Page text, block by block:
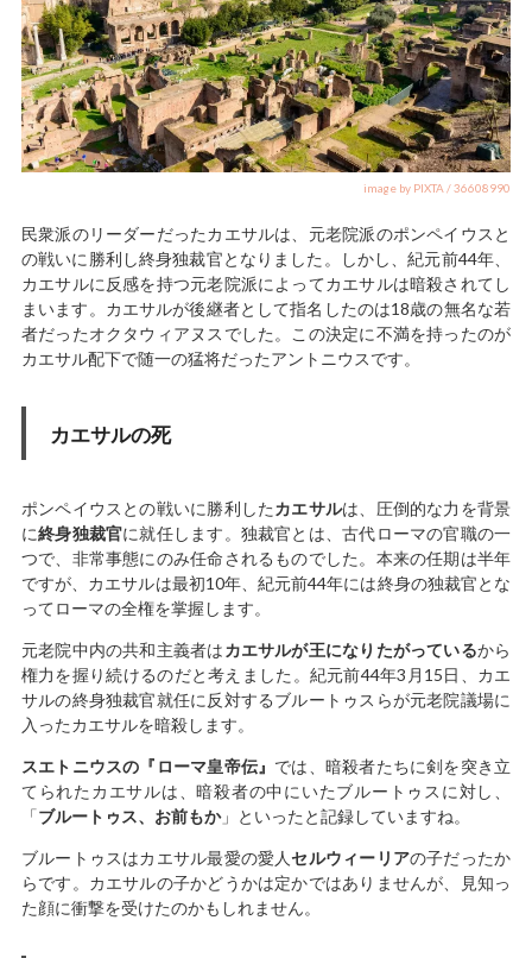
image by PIXTA / 36608990
民衆派のリーダーだったカエサルは、元老院派のポンペイウスと
の戦いに勝利し終身独裁官となりました。しかし、紀元前44年、
カエサルに反感を持つ元老院派によってカエサルは暗殺されてし
まいます。カエサルが後継者として指名したのは18歳の無名な若
者だったオクタウィアヌスでした。この決定に不満を持ったのが
カエサル配下で随一の猛将だったアントニウスです。
カエサルの死
ポンペイウスとの戦いに勝利したカエサルは、圧倒的な力を背景
に終身独裁官に就任します。独裁官とは、古代ローマの官職の一
つで、非常事態にのみ任命されるものでした。本来の任期は半年
ですが、カエサルは最初10年、紀元前44年には終身の独裁官とな
ってローマの全権を掌握します。
元老院中内の共和主義者はカエサルが王になりたがっているから
権力を握り続けるのだと考えました。紀元前44年3月15日、カエ
サルの終身独裁官就任に反対するブルートゥスらが元老院議場に
入ったカエサルを暗殺します。
スエトニウスの『ローマ皇帝伝』 では、暗殺者たちに剣を突き立
てられたカエサルは、暗殺者の中にいたブルートゥスに対し、
「ブルートゥス、お前もか」といったと記録していますね。
ブルートゥスはカエサル最愛の愛人セルウィーリアの子だったか
らです。カエサルの子かどうかは定かではありませんが、見知っ
た顔に衝撃を受けたのかもしれません。